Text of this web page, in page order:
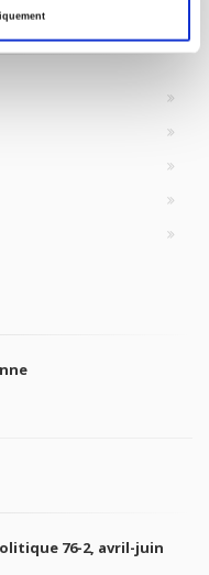
76-2, avril-juin